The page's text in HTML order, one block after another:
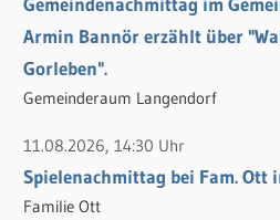
Armin Bannör erzählt über
Gorleben".
Gemeinderaum Langendorf
11.08.2026, 14:30 Uhr
Spielenachmittag bei Fam. Ott
Familie Ott